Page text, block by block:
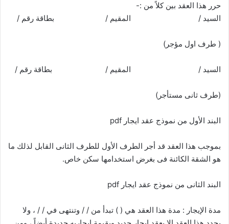
حرر هذا العقد بين كلاً من :-
السيد / المقيم / بطاقة رقم /
( طرف اول مؤجر)
السيد / المقيم / بطاقة رقم /
(طرف ثانى مستأجر)
البند الأول من نموذج عقد ايجار pdf
بموجب هذا العقد قد أجر الطرف الأول للطرف الثانى القابل لذلك ما
هو الشقة الكائنة فى بغرض استخدامها سكن خاص.
البند الثانى من نموذج عقد ايجار pdf
مدة الإيجار : مدة هذا العقد هي ( ) تبدأ من / / وتنتهى في / / ، ولا